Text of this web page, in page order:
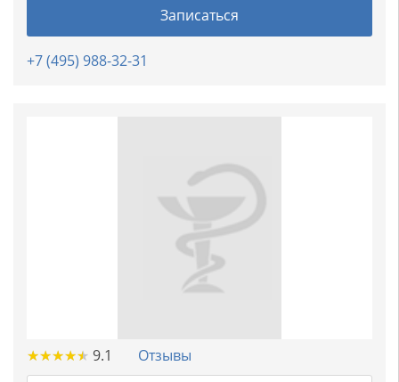
Записаться
+7 (495) 988-32-31
★★★★★
★★★★★ 9.1 Отзывы